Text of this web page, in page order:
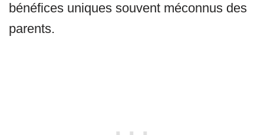
bénéfices uniques souvent méconnus des
parents.